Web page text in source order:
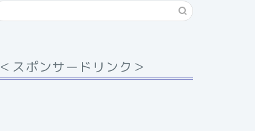
＜スポンサードリンク＞